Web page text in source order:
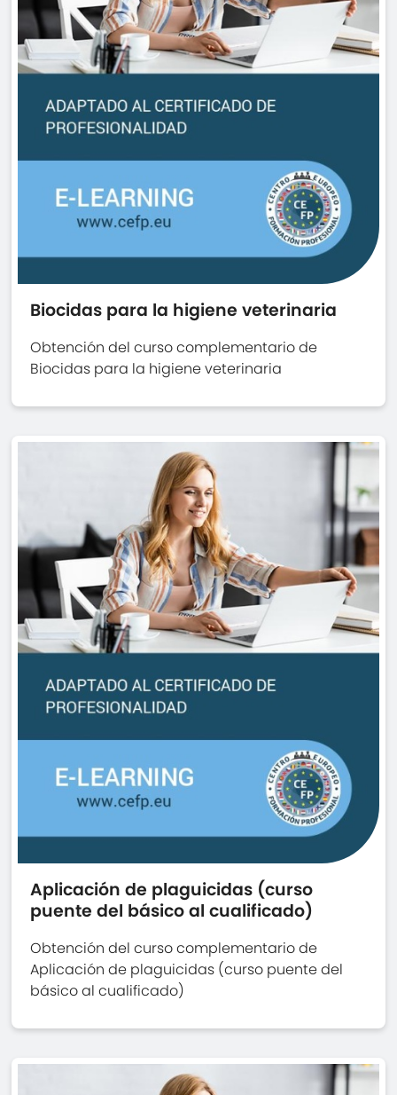
Biocidas para la higiene veterinaria
Obtención del curso complementario de
Biocidas para la higiene veterinaria
Aplicación de plaguicidas (curso
puente del básico al cualificado)
Obtención del curso complementario de
Aplicación de plaguicidas (curso puente del
básico al cualificado)